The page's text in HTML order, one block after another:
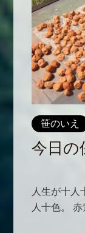
笹のいえ
今日の
人生が十人
人十色。